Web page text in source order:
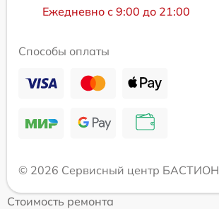
Ежедневно с 9:00 до 21:00
Способы оплаты
© 2026 Сервисный центр БАСТИОН
Стоимость ремонта